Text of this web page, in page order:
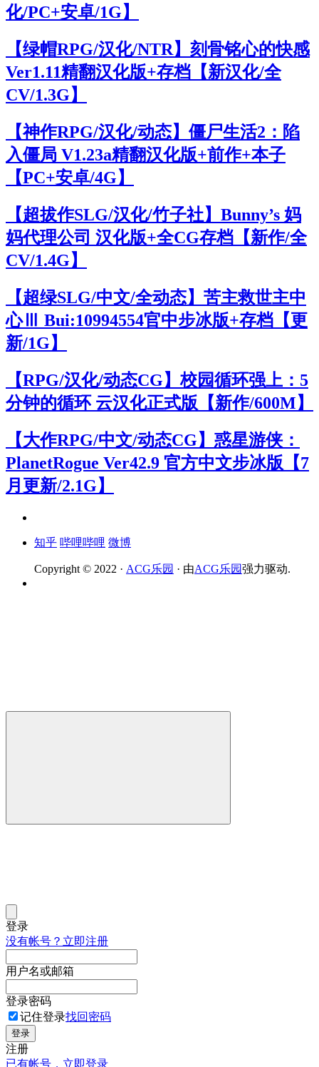
化/PC+安卓/1G】
【绿帽RPG/汉化/NTR】刻骨铭心的快感
Ver1.11精翻汉化版+存档【新汉化/全
CV/1.3G】
【神作RPG/汉化/动态】僵尸生活2：陷
入僵局 V1.23a精翻汉化版+前作+本子
【PC+安卓/4G】
【超拔作SLG/汉化/竹子社】Bunny’s 妈
妈代理公司 汉化版+全CG存档【新作/全
CV/1.4G】
【超绿SLG/中文/全动态】苦主救世主中
心Ⅲ Bui:10994554官中步冰版+存档【更
新/1G】
【RPG/汉化/动态CG】校园循环强上：5
分钟的循环 云汉化正式版【新作/600M】
【大作RPG/中文/动态CG】惑星游侠：
PlanetRogue Ver42.9 官方中文步冰版【7
月更新/2.1G】
知乎 哔哩哔哩 微博
Copyright © 2022 · ACG乐园 · 由ACG乐园强力驱动.
登录
没有帐号？立即注册
用户名或邮箱
登录密码
记住登录找回密码
登录
注册
已有帐号，立即登录